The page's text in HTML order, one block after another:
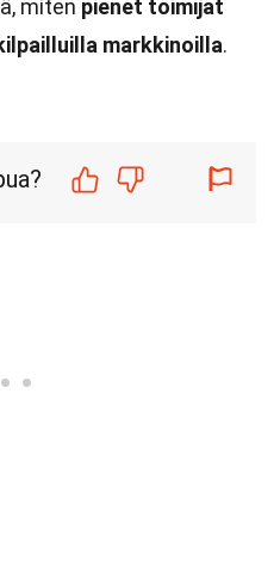
miten pienet toimijat
markkinoilla.